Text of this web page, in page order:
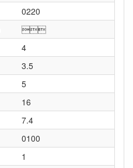
0220

4
3.5
5
16
7.4
0100
1